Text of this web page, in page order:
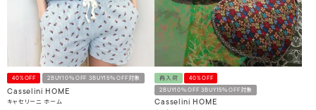
40%OFF 2BUY10％OFF 3BUY15％OFF対象
Casselini HOME
キャセリーニ ホーム
再入荷 40%OFF
2BUY10％OFF 3BUY15％OFF対象
Casselini HOME